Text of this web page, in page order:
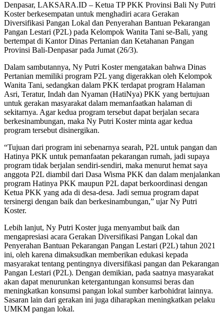
Denpasar, LAKSARA.ID – Ketua TP PKK Provinsi Bali Ny Putri
Koster berkesempatan untuk menghadiri acara Gerakan
Diversifikasi Pangan Lokal dan Penyerahan Bantuan Pekarangan
Pangan Lestari (P2L) pada Kelompok Wanita Tani se-Bali, yang
bertempat di Kantor Dinas Pertanian dan Ketahanan Pangan
Provinsi Bali-Denpasar pada Jumat (26/3).
Dalam sambutannya, Ny Putri Koster mengatakan bahwa Dinas
Pertanian memiliki program P2L yang digerakkan oleh Kelompok
Wanita Tani, sedangkan dalam PKK terdapat program Halaman
Asri, Teratur, Indah dan Nyaman (HatiNya) PKK yang bertujuan
untuk gerakan masyarakat dalam memanfaatkan halaman di
sekitarnya. Agar kedua program tersebut dapat berjalan secara
berkesinambungan, maka Ny Putri Koster minta agar kedua
program tersebut disinergikan.
“Tujuan dari program ini sebenarnya searah, P2L untuk pangan dan
Hatinya PKK untuk pemanfaatan pekarangan rumah, jadi supaya
program tidak berjalan sendiri-sendiri, maka menurut hemat saya
anggota P2L diambil dari Dasa Wisma PKK dan dalam menjalankan
program Hatinya PKK maupun P2L dapat berkoordinasi dengan
Ketua PKK yang ada di desa-desa. Jadi semua program dapat
tersinergi dengan baik dan berkesinambungan,” ujar Ny Putri
Koster.
Lebih lanjut, Ny Putri Koster juga menyambut baik dan
mengapresiasi acara Gerakan Diversifikasi Pangan Lokal dan
Penyerahan Bantuan Pekarangan Pangan Lestari (P2L) tahun 2021
ini, oleh karena dimaksudkan memberikan edukasi kepada
masyarakat tentang pentingnya diversifikasi pangan dan Pekarangan
Pangan Lestari (P2L). Dengan demikian, pada saatnya masyarakat
akan dapat menurunkan ketergantungan konsumsi beras dan
meningkatkan konsumsi pangan lokal sumber karbohidrat lainnya.
Sasaran lain dari gerakan ini juga diharapkan meningkatkan pelaku
UMKM pangan lokal.